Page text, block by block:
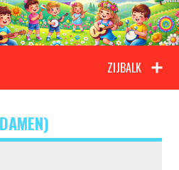
Kinderliedjes
ZIJBALK